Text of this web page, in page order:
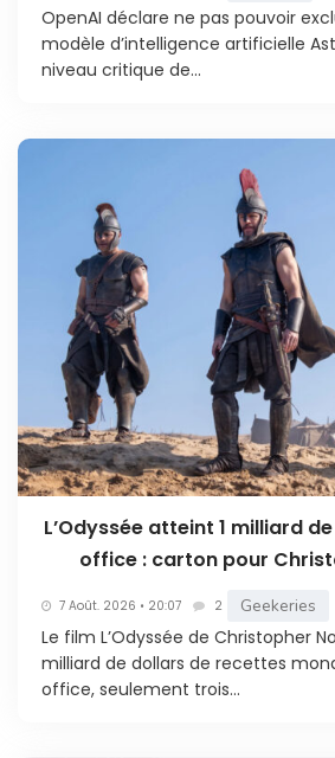
OpenAI déclare ne pas pouvoir
modèle d’intelligence artificielle
niveau critique de...
L’Odyssée atteint 1 milliard
office : carton pour
7 Août. 2026 • 20:07 2 Geekeries
Le film L’Odyssée de Christopher
milliard de dollars de recettes
office, seulement trois...